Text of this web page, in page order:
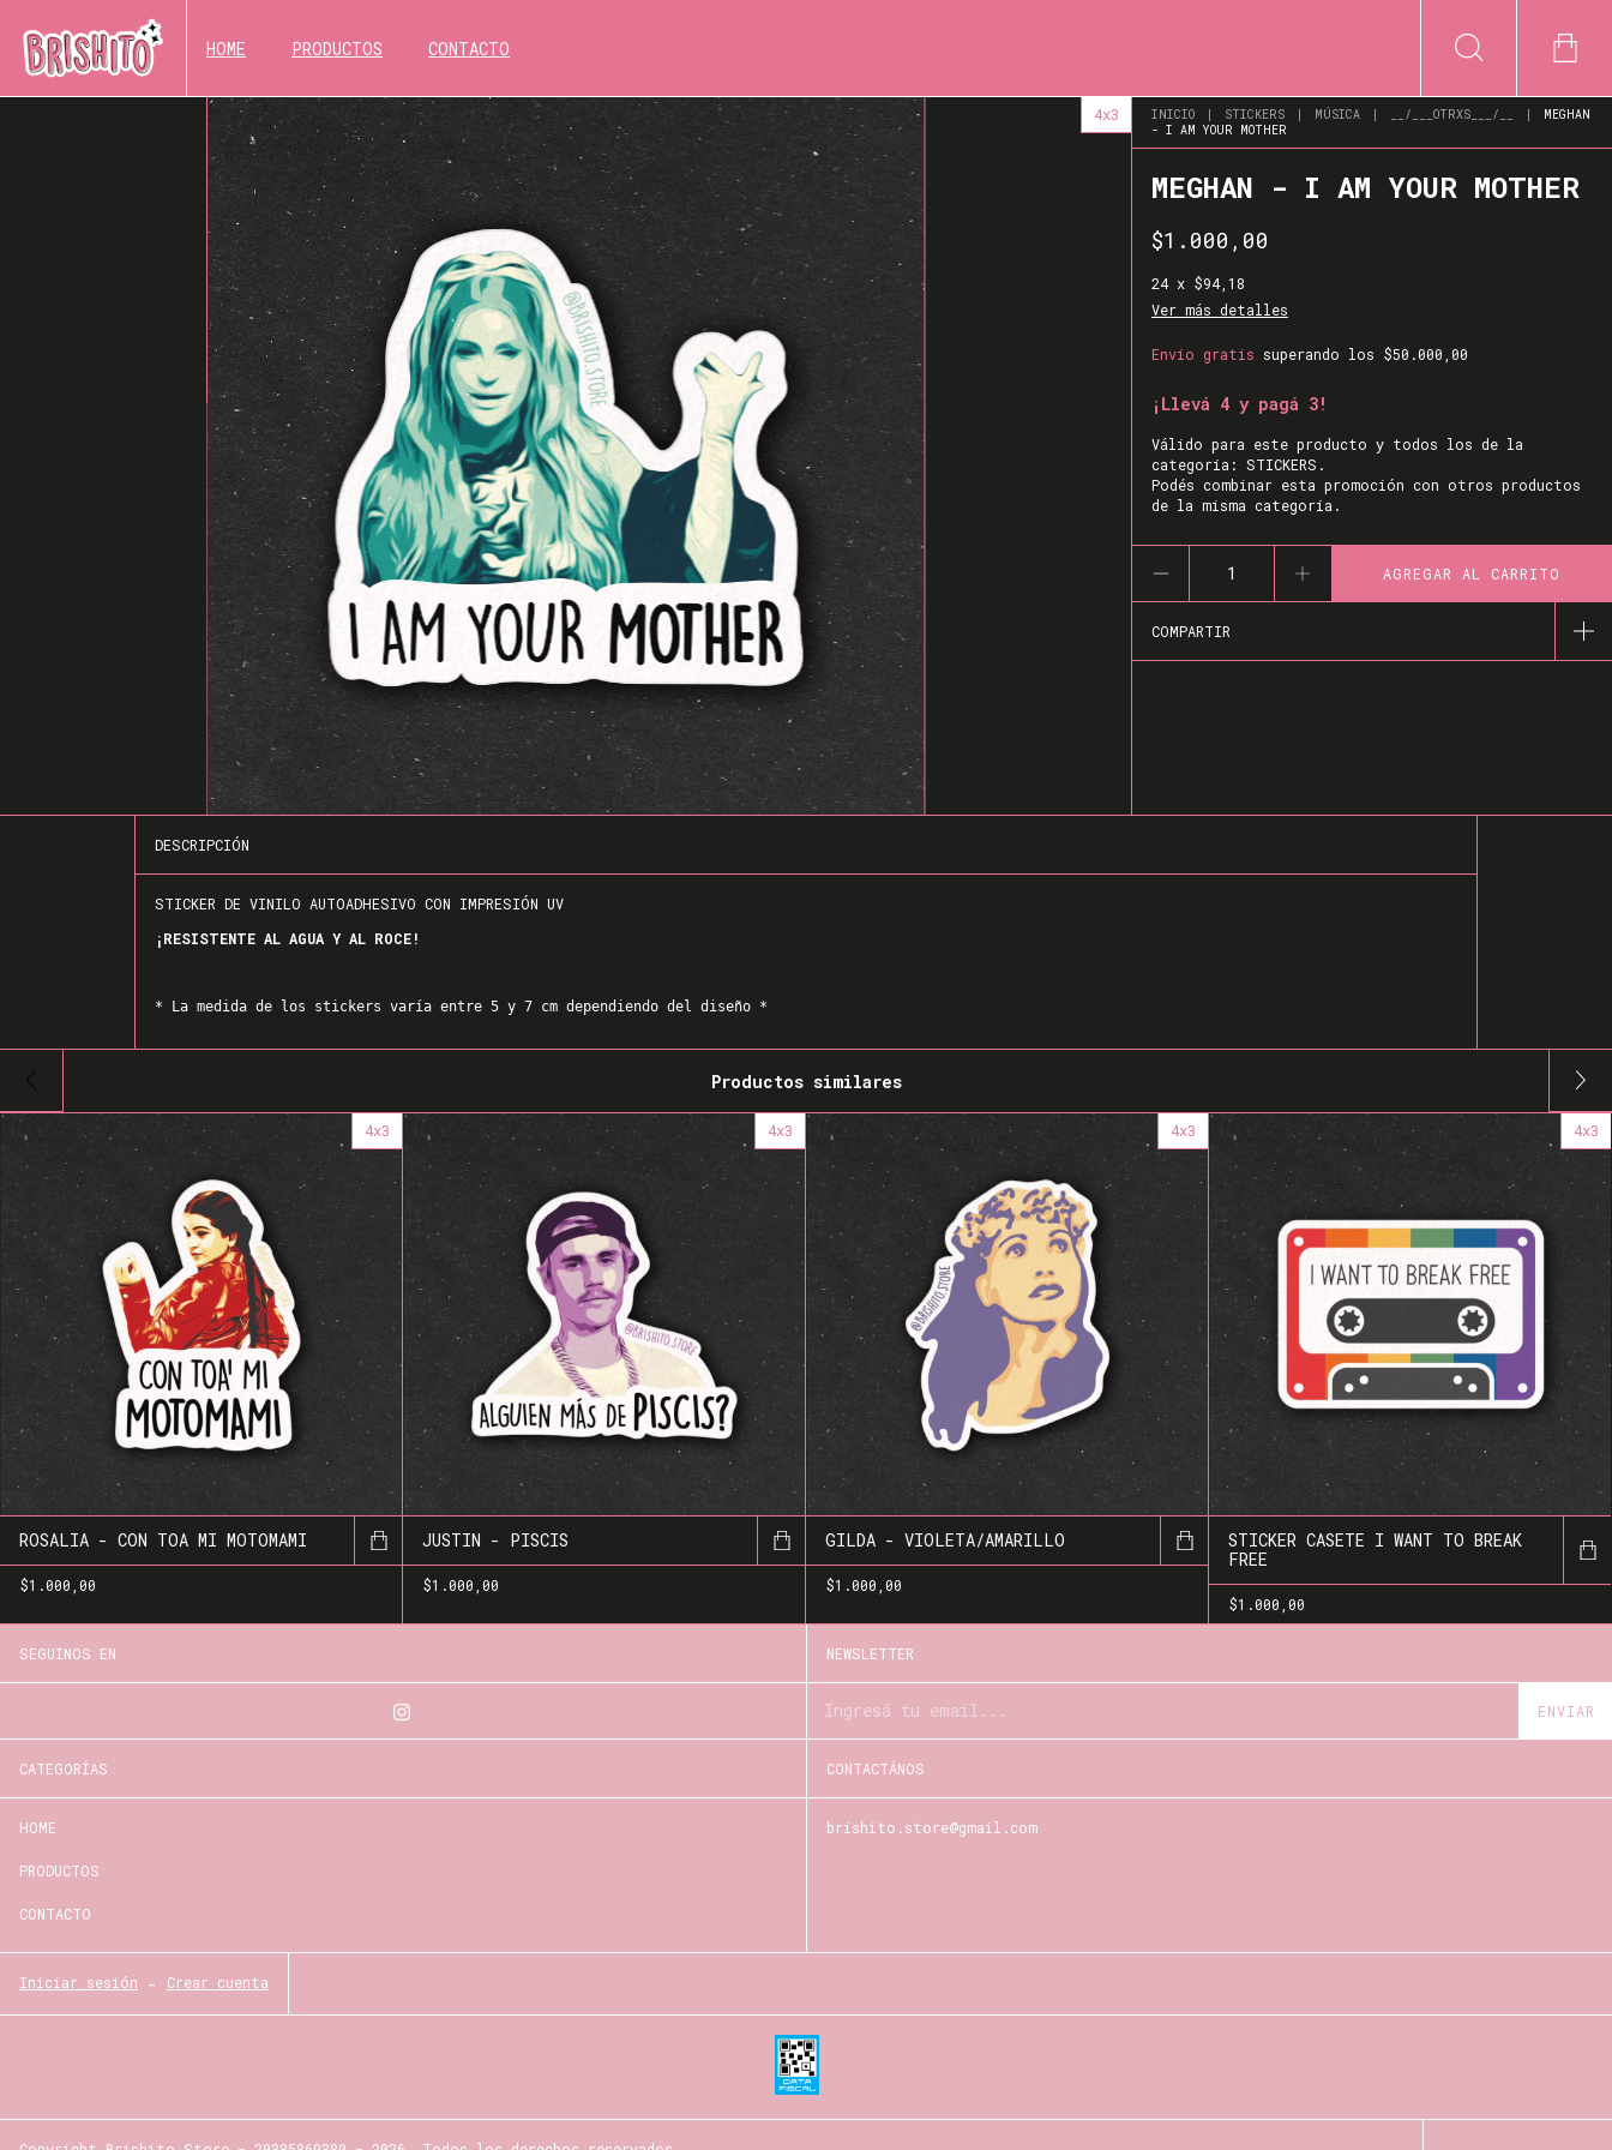
HOME PRODUCTOS CONTACTO
4x3 INICIO | STICKERS | MÚSICA | __/___OTRXS___/__ |
MEGHAN
- I AM YOUR MOTHER
MEGHAN - I AM YOUR MOTHER
$1.000,00
24 x $94,18
Ver más detalles
Envío gratis superando los $50.000,00
¡Llevá 4 y pagá 3!
Válido para este producto y todos los de la
categoría: STICKERS.
Podés combinar esta promoción con otros productos
de la misma categoría.
COMPARTIR
DESCRIPCIÓN
STICKER DE VINILO AUTOADHESIVO CON IMPRESIÓN UV
¡RESISTENTE AL AGUA Y AL ROCE!
* La medida de los stickers varía entre 5 y 7 cm dependiendo del diseño *
Productos similares
4x3
ROSALIA - CON TOA MI MOTOMAMI
$1.000,00
4x3
JUSTIN - PISCIS
$1.000,00
4x3
GILDA - VIOLETA/AMARILLO
$1.000,00
4x3
STICKER CASETE I WANT TO BREAK
FREE
$1.000,00
SEGUINOS EN NEWSLETTER
CATEGORÍAS
HOME
PRODUCTOS
CONTACTO
CONTACTÁNOS
brishito.store@gmail.com
Iniciar sesión - Crear cuenta